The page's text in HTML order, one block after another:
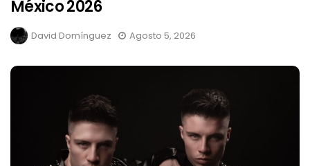
México 2026
David Domínguez Agosto 5, 2026